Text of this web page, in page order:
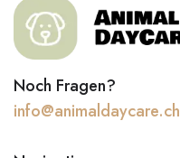
Noch Fragen?
info@animaldaycare.ch